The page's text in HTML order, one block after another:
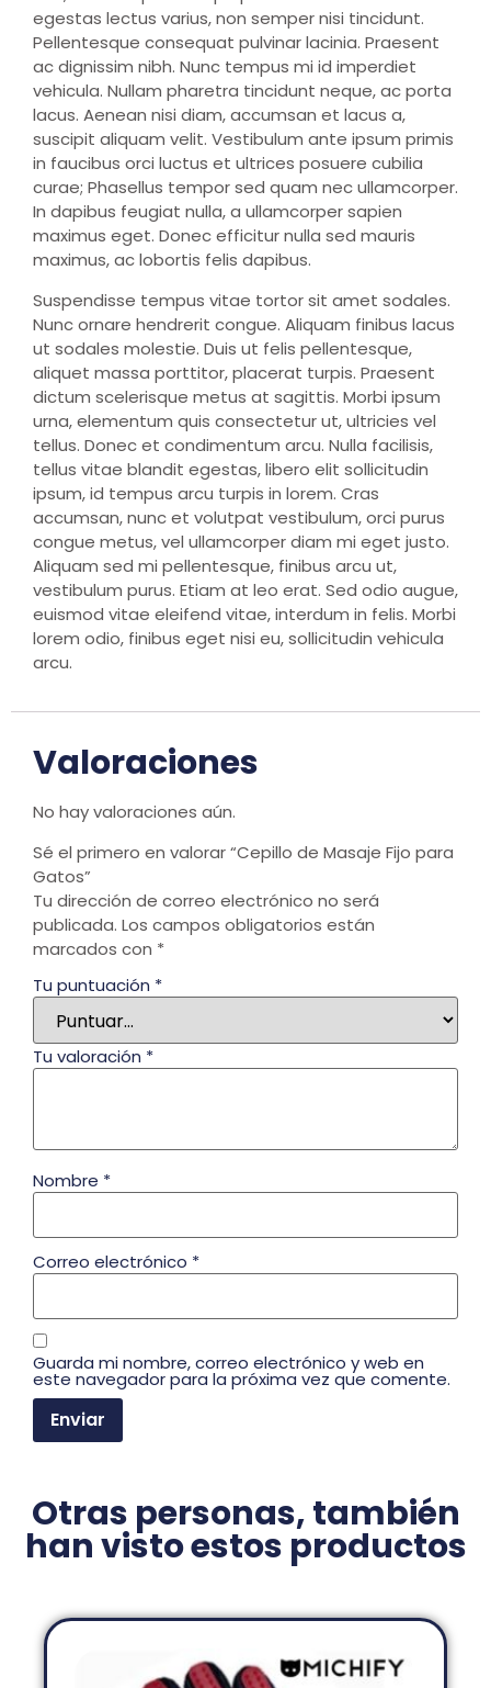
egestas lectus varius, non semper nisi tincidunt.
Pellentesque consequat pulvinar lacinia. Praesent
ac dignissim nibh. Nunc tempus mi id imperdiet
vehicula. Nullam pharetra tincidunt neque, ac porta
lacus. Aenean nisi diam, accumsan et lacus a,
suscipit aliquam velit. Vestibulum ante ipsum primis
in faucibus orci luctus et ultrices posuere cubilia
curae; Phasellus tempor sed quam nec ullamcorper.
In dapibus feugiat nulla, a ullamcorper sapien
maximus eget. Donec efficitur nulla sed mauris
maximus, ac lobortis felis dapibus.
Suspendisse tempus vitae tortor sit amet sodales.
Nunc ornare hendrerit congue. Aliquam finibus lacus
ut sodales molestie. Duis ut felis pellentesque,
aliquet massa porttitor, placerat turpis. Praesent
dictum scelerisque metus at sagittis. Morbi ipsum
urna, elementum quis consectetur ut, ultricies vel
tellus. Donec et condimentum arcu. Nulla facilisis,
tellus vitae blandit egestas, libero elit sollicitudin
ipsum, id tempus arcu turpis in lorem. Cras
accumsan, nunc et volutpat vestibulum, orci purus
congue metus, vel ullamcorper diam mi eget justo.
Aliquam sed mi pellentesque, finibus arcu ut,
vestibulum purus. Etiam at leo erat. Sed odio augue,
euismod vitae eleifend vitae, interdum in felis. Morbi
lorem odio, finibus eget nisi eu, sollicitudin vehicula
arcu.
Valoraciones
No hay valoraciones aún.
Sé el primero en valorar “Cepillo de Masaje Fijo para
Gatos”
Tu dirección de correo electrónico no será
publicada. Los campos obligatorios están
marcados con *
Tu puntuación *
Tu valoración *
Nombre *
Correo electrónico *
Guarda mi nombre, correo electrónico y web en
este navegador para la próxima vez que comente.
Otras personas, también
han visto estos productos